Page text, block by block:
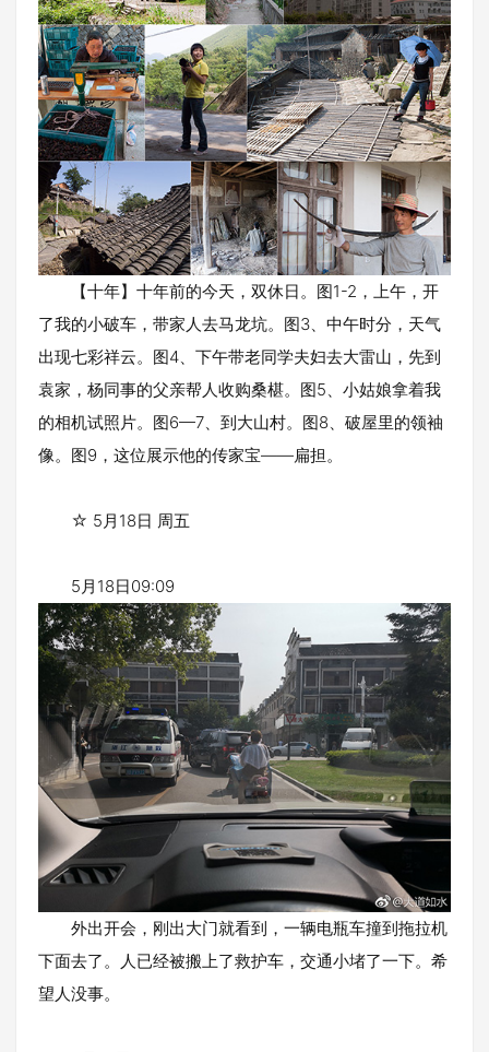
【十年】十年前的今天，双休日。图1-2，上午，开
了我的小破车，带家人去马龙坑。图3、中午时分，天气
出现七彩祥云。图4、下午带老同学夫妇去大雷山，先到
袁家，杨同事的父亲帮人收购桑椹。图5、小姑娘拿着我
的相机试照片。图6—7、到大山村。图8、破屋里的领袖
像。图9，这位展示他的传家宝——扁担。
☆ 5月18日 周五
5月18日09:09
外出开会，刚出大门就看到，一辆电瓶车撞到拖拉机
下面去了。人已经被搬上了救护车，交通小堵了一下。希
望人没事。